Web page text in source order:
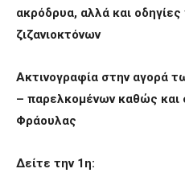
ακρόδρυα, αλλά και
ζιζανιοκτόνων
Ακτινογραφία στην αγορά
– παρελκομένων καθώς και
Φράουλας
Δείτε την 1η: